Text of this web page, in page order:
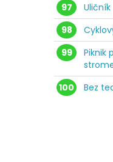
97
Uličník
98
99
Piknik
100
Bez